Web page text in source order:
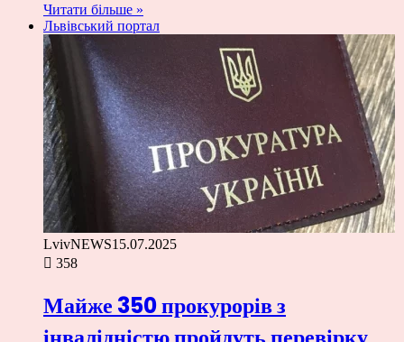
Читати більше »
Львівський портал
LvivNEWS15.07.2025
358
Майже 350 прокурорів з